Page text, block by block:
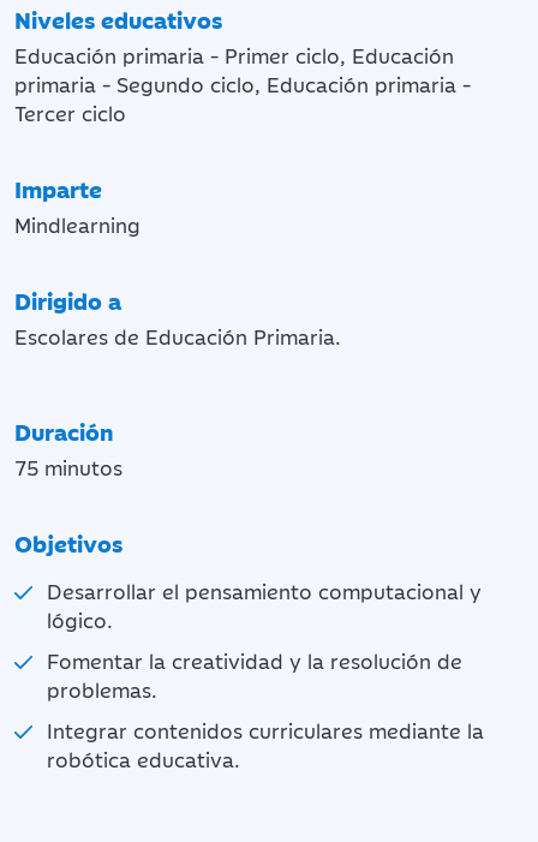
Niveles educativos
Educación primaria - Primer ciclo, Educación
primaria - Segundo ciclo, Educación primaria -
Tercer ciclo
Imparte
Mindlearning
Dirigido a
Escolares de Educación Primaria.
Duración
75 minutos
Objetivos
Desarrollar el pensamiento computacional y
lógico.
Fomentar la creatividad y la resolución de
problemas.
Integrar contenidos curriculares mediante la
robótica educativa.